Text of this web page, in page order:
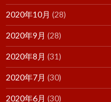
2020年10月 (28)
2020年9月 (28)
2020年8月 (31)
2020年7月 (30)
2020年6月 (30)